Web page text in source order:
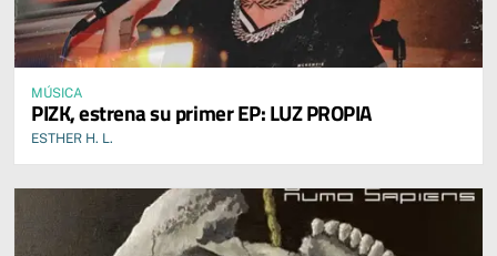
MÚSICA
PIZK, estrena su primer EP: LUZ PROPIA
ESTHER H. L.